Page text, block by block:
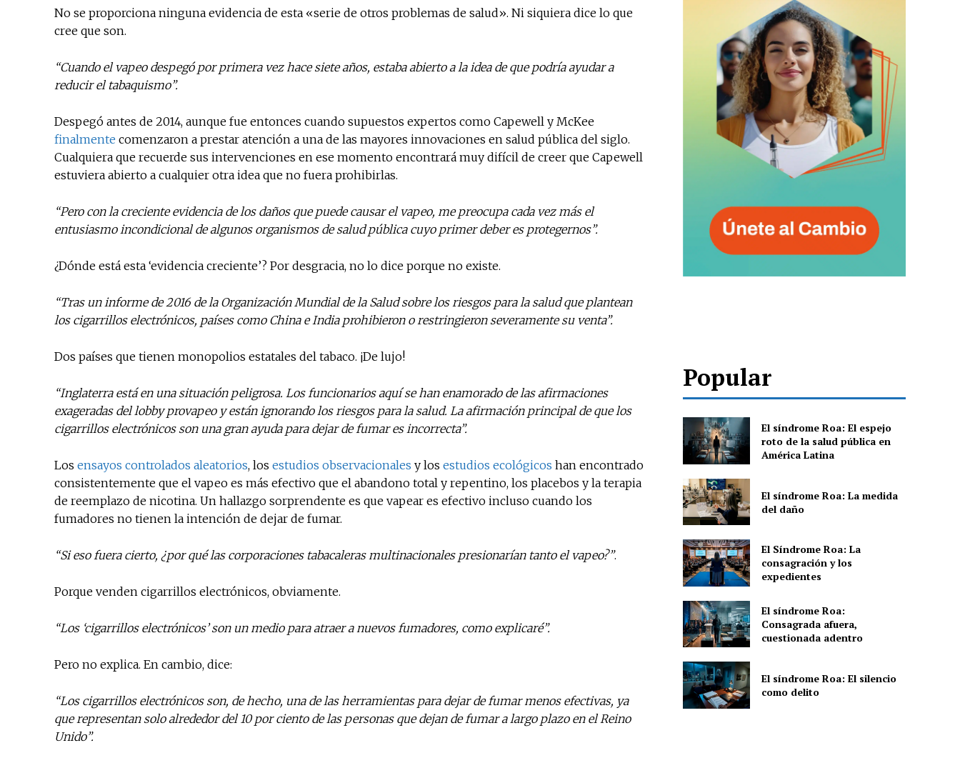
SUBSCRIBIRSE
No se proporciona ninguna evidencia de esta «serie de otros problemas de salud». Ni siquiera dice lo que
cree que son.
“Cuando el vapeo despegó por primera vez hace siete años, estaba abierto a la idea de que podría ayudar a
reducir el tabaquismo”.
Despegó antes de 2014, aunque fue entonces cuando supuestos expertos como Capewell y McKee
finalmente comenzaron a prestar atención a una de las mayores innovaciones en salud pública del siglo.
Cualquiera que recuerde sus intervenciones en ese momento encontrará muy difícil de creer que Capewell
estuviera abierto a cualquier otra idea que no fuera prohibirlas.
“Pero con la creciente evidencia de los daños que puede causar el vapeo, me preocupa cada vez más el
entusiasmo incondicional de algunos organismos de salud pública cuyo primer deber es protegernos”.
¿Dónde está esta ‘evidencia creciente’? Por desgracia, no lo dice porque no existe.
“Tras un informe de 2016 de la Organización Mundial de la Salud sobre los riesgos para la salud que plantean
los cigarrillos electrónicos, países como China e India prohibieron o restringieron severamente su venta”.
Dos países que tienen monopolios estatales del tabaco. ¡De lujo!
“Inglaterra está en una situación peligrosa. Los funcionarios aquí se han enamorado de las afirmaciones
exageradas del lobby provapeo y están ignorando los riesgos para la salud. La afirmación principal de que los
cigarrillos electrónicos son una gran ayuda para dejar de fumar es incorrecta”.
Los ensayos controlados aleatorios, los estudios observacionales y los estudios ecológicos han encontrado
consistentemente que el vapeo es más efectivo que el abandono total y repentino, los placebos y la terapia
de reemplazo de nicotina. Un hallazgo sorprendente es que vapear es efectivo incluso cuando los
fumadores no tienen la intención de dejar de fumar.
“Si eso fuera cierto, ¿por qué las corporaciones tabacaleras multinacionales presionarían tanto el vapeo?”.
Porque venden cigarrillos electrónicos, obviamente.
“Los ‘cigarrillos electrónicos’ son un medio para atraer a nuevos fumadores, como explicaré”.
Pero no explica. En cambio, dice:
“Los cigarrillos electrónicos son, de hecho, una de las herramientas para dejar de fumar menos efectivas, ya
que representan solo alrededor del 10 por ciento de las personas que dejan de fumar a largo plazo en el Reino
Unido”.
Popular
El síndrome Roa: El espejo
roto de la salud pública en
América Latina
El síndrome Roa: La medida
del daño
El Síndrome Roa: La
consagración y los
expedientes
El síndrome Roa:
Consagrada afuera,
cuestionada adentro
El síndrome Roa: El silencio
como delito